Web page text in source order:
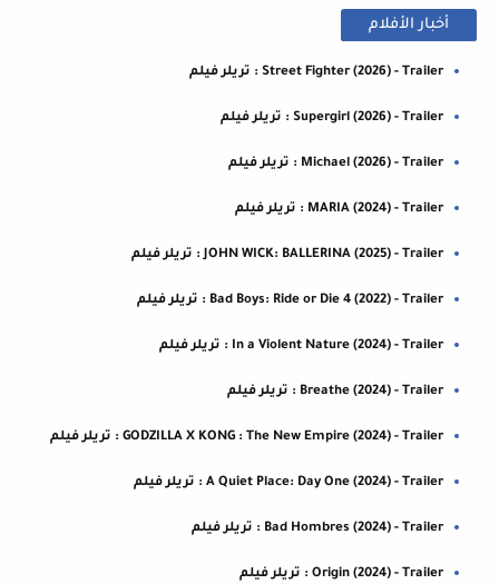
أخبار الأفلام
Street Fighter (2026) - Trailer : تريلر فيلم
Supergirl (2026) - Trailer : تريلر فيلم
Michael (2026) - Trailer : تريلر فيلم
MARIA (2024) - Trailer : تريلر فيلم
JOHN WICK: BALLERINA (2025) - Trailer : تريلر فيلم
Bad Boys: Ride or Die 4 (2022) - Trailer : تريلر فيلم
In a Violent Nature (2024) - Trailer : تريلر فيلم
Breathe (2024) - Trailer : تريلر فيلم
GODZILLA X KONG : The New Empire (2024) - Trailer : تريلر فيلم
A Quiet Place: Day One (2024) - Trailer : تريلر فيلم
Bad Hombres (2024) - Trailer : تريلر فيلم
Origin (2024) - Trailer : تريلر فيلم